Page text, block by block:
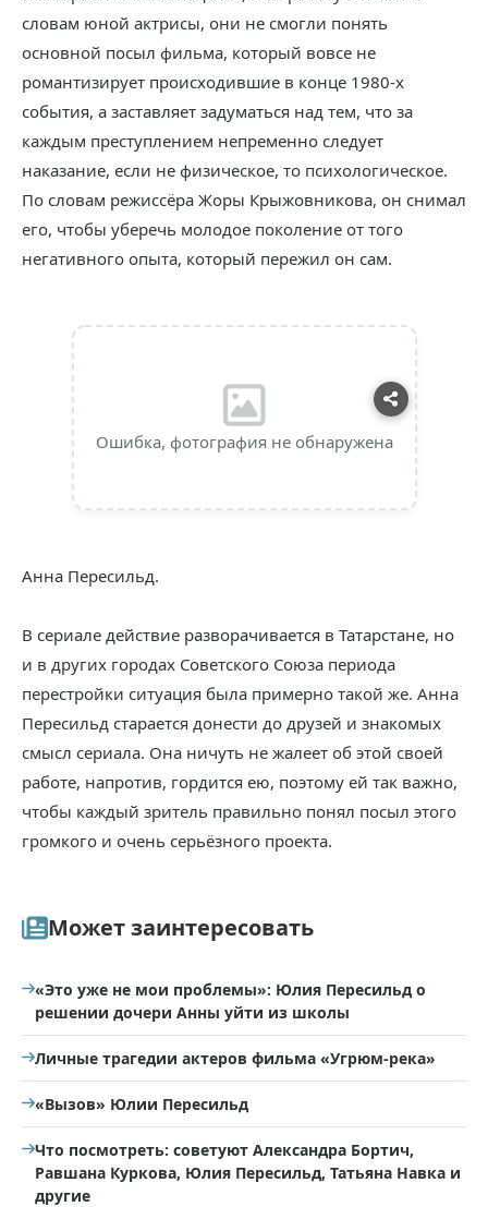
словам юной актрисы, они не смогли понять
основной посыл фильма, который вовсе не
романтизирует происходившие в конце 1980-х
события, а заставляет задуматься над тем, что за
каждым преступлением непременно следует
наказание, если не физическое, то психологическое.
По словам режиссёра Жоры Крыжовникова, он снимал
его, чтобы уберечь молодое поколение от того
негативного опыта, который пережил он сам.
Ошибка, фотография не обнаружена
Анна Пересильд.
В сериале действие разворачивается в Татарстане, но
и в других городах Советского Союза периода
перестройки ситуация была примерно такой же. Анна
Пересильд старается донести до друзей и знакомых
смысл сериала. Она ничуть не жалеет об этой своей
работе, напротив, гордится ею, поэтому ей так важно,
чтобы каждый зритель правильно понял посыл этого
громкого и очень серьёзного проекта.
Может заинтересовать
«Это уже не мои проблемы»: Юлия Пересильд о
решении дочери Анны уйти из школы
Личные трагедии актеров фильма «Угрюм-река»
«Вызов» Юлии Пересильд
Что посмотреть: советуют Александра Бортич,
Равшана Куркова, Юлия Пересильд, Татьяна Навка и
другие